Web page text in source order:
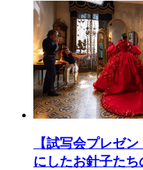
【試写会プレゼ
にしたお針子た